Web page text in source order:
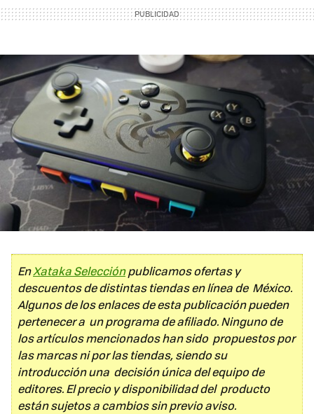
EnXataka Selecciónpublicamos ofertas y
descuentos de distintas tiendas en línea de México.
Algunos de los enlaces de esta publicación pueden
pertenecer a un programa de afiliado. Ninguno de
los artículos mencionados han sido propuestos por
las marcas ni por las tiendas, siendo su
introducción una decisión única del equipo de
editores. El precio y disponibilidad del producto
están sujetos a cambios sin previo aviso.